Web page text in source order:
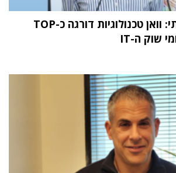
מחקר STKI השנתי: וואן טכנולוגיות דורגה כ-TOP